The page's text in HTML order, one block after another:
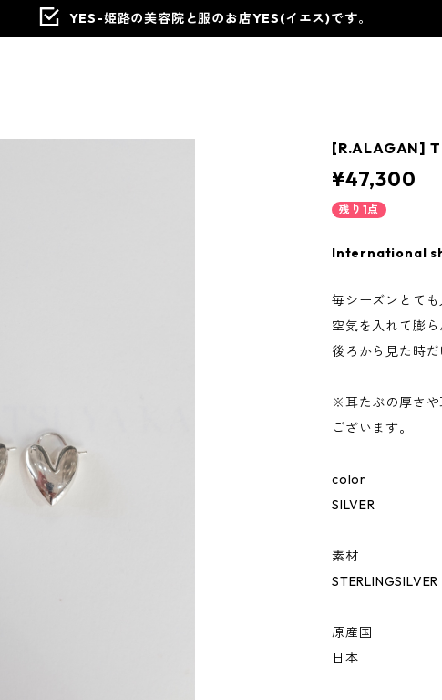
YES-姫路の美容院と服のお店YES(イエス)です。
[R.ALAGAN]
¥47,300
残り1点
International
毎シーズンとても
空気を入れて膨ら
後ろから見た時
※耳たぶの厚さや
ございます。
color
SILVER
素材
STERLINGSILVER
原産国
日本